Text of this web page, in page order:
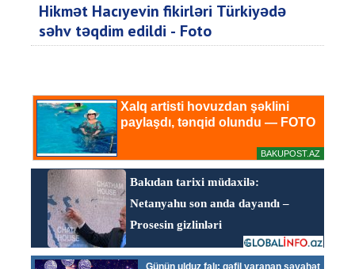
Hikmət Hacıyevin fikirləri Türkiyədə
səhv təqdim edildi - Foto